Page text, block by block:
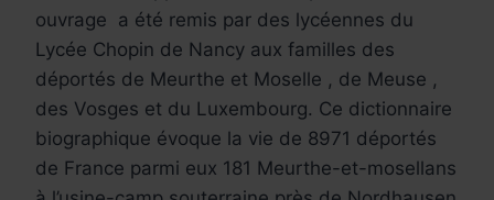
ouvrage a été remis par des lycéennes du
Lycée Chopin de Nancy aux familles des
déportés de Meurthe et Moselle , de Meuse ,
des Vosges et du Luxembourg. Ce dictionnaire
biographique évoque la vie de 8971 déportés
de France parmi eux 181 Meurthe-et-mosellans